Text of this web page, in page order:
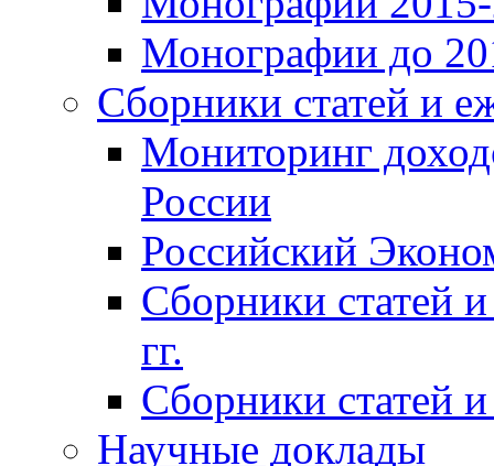
Монографии до
Сборники статей и
Мониторинг
России
Российский
Сборники статей
гг.
Сборники статей
Научные доклады